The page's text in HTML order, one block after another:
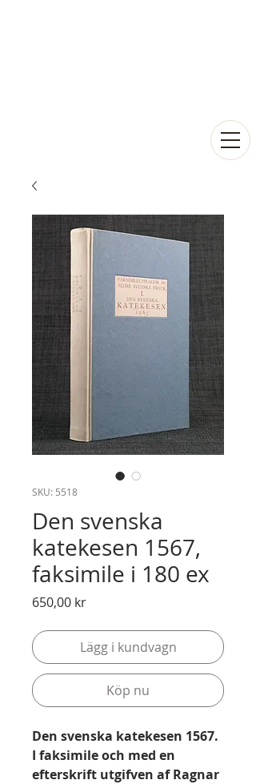
SKU: 5518
Den svenska
katekesen 1567,
faksimile i 180 ex
650,00 krPris
Lägg i kundvagn
Köp nu
Den svenska katekesen 1567.
I faksimile och med en
efterskrift utgifven af Ragnar